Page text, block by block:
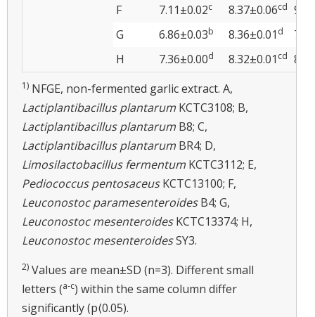
F
7.11±0.02c 8.37±0.06cd
G
6.86±0.03b 8.36±0.01 d
H
7.36±0.00d 8.32±0.01 cd
1) NFGE, non-fermented garlic extract. A,
Lactiplantibacillus plantarum KCTC3108; B,
Lactiplantibacillus plantarum B8; C,
Lactiplantibacillus plantarum BR4; D,
Limosilactobacillus fermentum KCTC3112; E,
Pediococcus pentosaceusKCTC13100; F,
Leuconostoc paramesenteroidesB4; G,
Leuconostoc mesenteroidesKCTC13374; H,
Leuconostoc mesenteroidesSY3.
2) Values are mean±SD (n=3). Different small
letters (a-c) within the same column differ
significantly (p⟨0.05).